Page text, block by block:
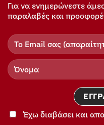
Για να ενημερώνεστε
παραλαβές και
Έχω διαβάσει και